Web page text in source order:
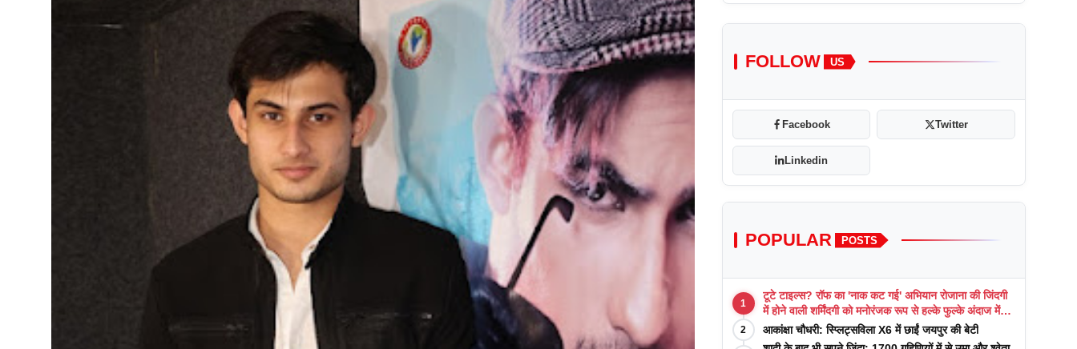
FOLLOW US
Facebook Twitter
Linkedin
POPULAR POSTS
1
टूटे टाइल्स? रॉफ का 'नाक कट गई' अभियान रोजाना की जिंदगी
में होने वाली शर्मिंदगी को मनोरंजक रूप से हल्के फुल्के अंदाज में
याद कराता है
2 आकांक्षा चौधरी: स्प्लिट्सविला X6 में छाईं जयपुर की बेटी